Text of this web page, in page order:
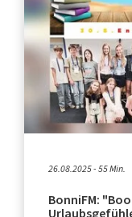
26.08.2025 - 55 Min.
BonniFM: